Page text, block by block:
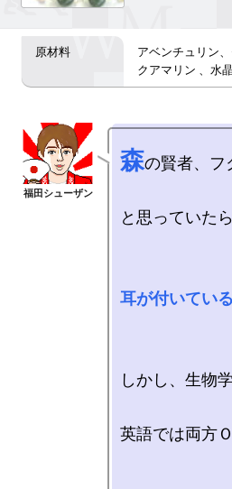
アベンチュリン
クアマリン 、水
森の賢者、フ
と思っていた
耳が付いてい
しかし、生物
英語では両方